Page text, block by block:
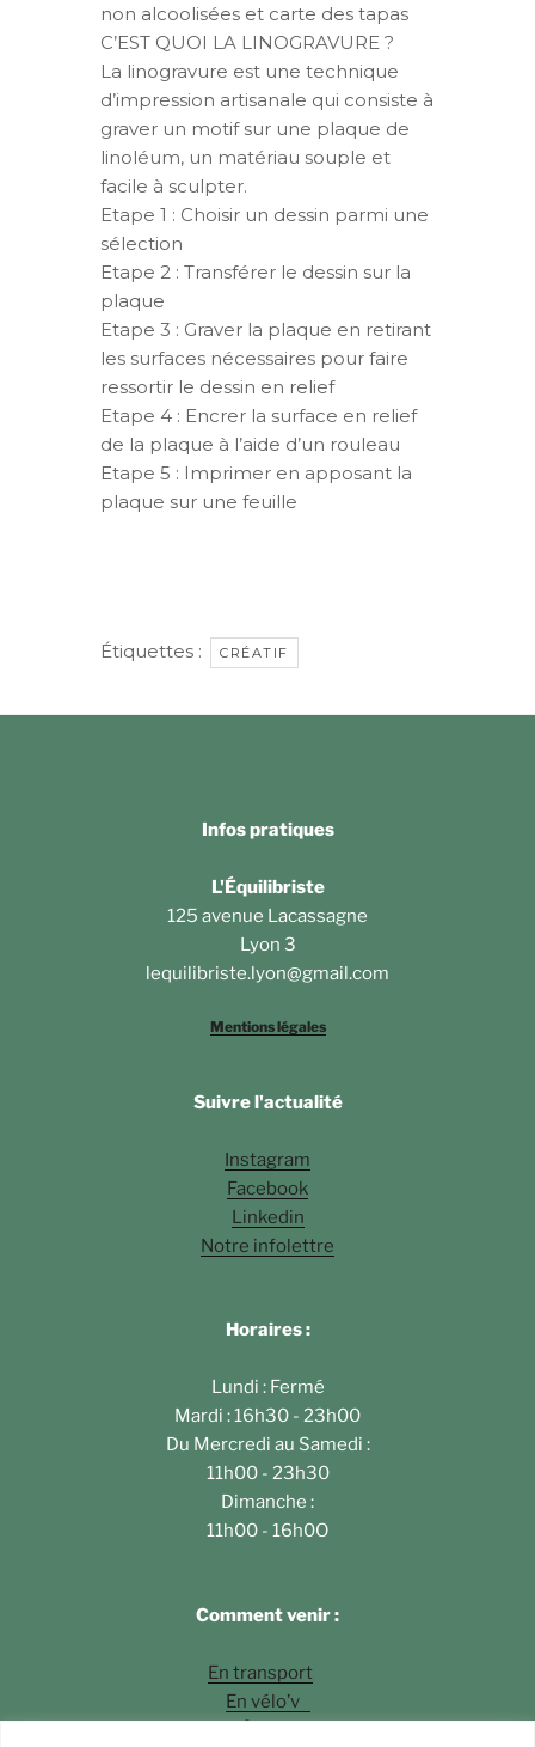
non alcoolisées et carte des tapas
C’EST QUOI LA LINOGRAVURE ?
La linogravure est une technique
d’impression artisanale qui consiste à
graver un motif sur une plaque de
linoléum, un matériau souple et
facile à sculpter.
Etape 1 : Choisir un dessin parmi une
sélection
Etape 2 : Transférer le dessin sur la
plaque
Etape 3 : Graver la plaque en retirant
les surfaces nécessaires pour faire
ressortir le dessin en relief
Etape 4 : Encrer la surface en relief
de la plaque à l’aide d’un rouleau
Etape 5 : Imprimer en apposant la
plaque sur une feuille
Étiquettes : CRÉATIF
Infos pratiques
L'Équilibriste
125 avenue Lacassagne
Lyon 3
lequilibriste.lyon@gmail.com
Mentions légales
Suivre l'actualité
Instagram
Facebook
Linkedin
Notre infolettre
Horaires :
Lundi : Fermé
Mardi : 16h30 - 23h00
Du Mercredi au Samedi :
11h00 - 23h30
Dimanche :
11h00 - 16h0O
Comment venir :
En transport
En vélo’v